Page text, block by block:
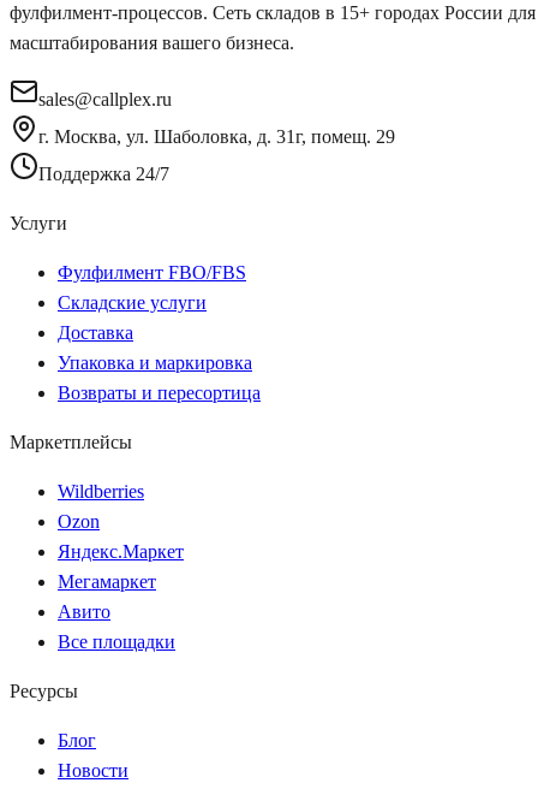
фулфилмент-процессов. Сеть складов в 15+ городах России для
масштабирования вашего бизнеса.
sales@callplex.ru
г. Москва, ул. Шаболовка, д. 31г, помещ. 29
Поддержка 24/7
Услуги
Фулфилмент FBO/FBS
Складские услуги
Доставка
Упаковка и маркировка
Возвраты и пересортица
Маркетплейсы
Wildberries
Ozon
Яндекс.Маркет
Мегамаркет
Авито
Все площадки
Ресурсы
Блог
Новости